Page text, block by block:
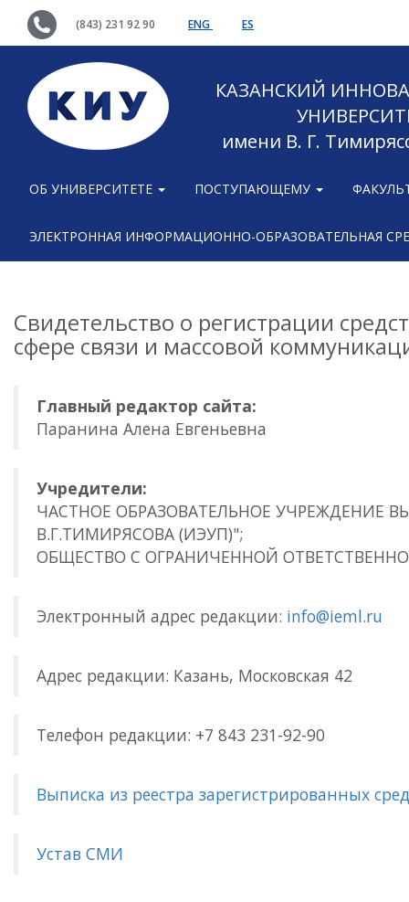
(843) 231 92 90 ENG ES
КАЗАНСКИЙ
имени В. Г.
ОБ УНИВЕРСИТЕТЕ ПОСТУПАЮЩЕМУ
ЭЛЕКТРОННАЯ ИНФОРМАЦИОННО-ОБРАЗОВАТЕЛЬНАЯ
Свидетельство о регистрации
сфере связи и массовой
Главный редактор сайта:
Паранина Алена Евгеньевна
Учредители:
ЧАСТНОЕ ОБРАЗОВАТЕЛЬНОЕ УЧРЕЖДЕНИЕ
В.Г.ТИМИРЯСОВА (ИЭУП)";
ОБЩЕСТВО С ОГРАНИЧЕННОЙ
Электронный адрес редакции: info@ieml.ru
Адрес редакции: Казань, Московская 42
Телефон редакции: +7 843 231-92-90
Выписка из реестра зарегистрированных
Устав СМИ